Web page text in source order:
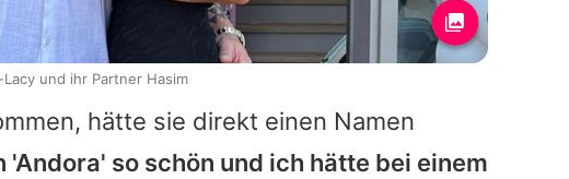
hätte sie direkt einen Namen
'Andora' so schön und ich hätte bei einem
Lacy und ihr Partner Hasim